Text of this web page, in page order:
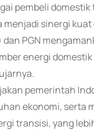
pembeli
sinergi
PGN
energi
pemerintah
ekonomi, serta
transisi, yang